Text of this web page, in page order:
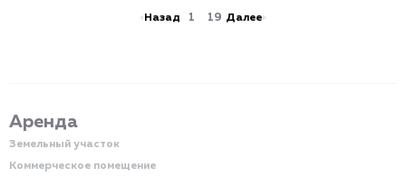
Назад 1 19 Далее
Аренда
Земельный участок
Коммерческое помещение